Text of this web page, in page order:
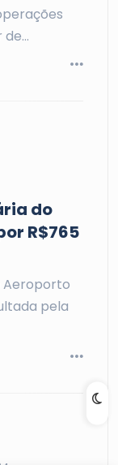
de…
do
R$765
Aeroporto
pela